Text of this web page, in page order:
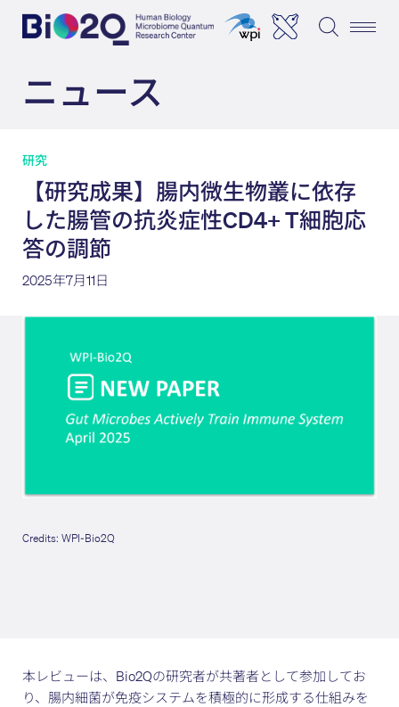
ニュース
研究
【研究成果】腸内微生物叢に依存
した腸管の抗炎症性CD4+ T細胞応
答の調節
2025年7月11日
Credits: WPI-Bio2Q
本レビューは、Bio2Qの研究者が共著者として参加してお
り、腸内細菌が免疫システムを積極的に形成する仕組みを